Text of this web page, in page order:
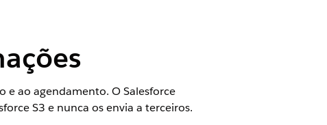
e ao agendamento. O Salesforce
S3 e nunca os envia a terceiros.